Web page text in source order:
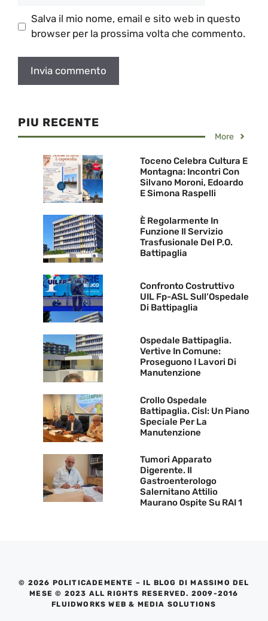
Salva il mio nome, email e sito web in questo
browser per la prossima volta che commento.
PIU RECENTE
More
Toceno Celebra Cultura E
Montagna: Incontri Con
Silvano Moroni, Edoardo
E Simona Raspelli
È Regolarmente In
Funzione Il Servizio
Trasfusionale Del P.O.
Battipaglia
Confronto Costruttivo
UIL Fp-ASL Sull’Ospedale
Di Battipaglia
Ospedale Battipaglia.
Vertive In Comune:
Proseguono I Lavori Di
Manutenzione
Crollo Ospedale
Battipaglia. Cisl: Un Piano
Speciale Per La
Manutenzione
Tumori Apparato
Digerente. Il
Gastroenterologo
Salernitano Attilio
Maurano Ospite Su RAI 1
© 2026 POLITICADEMENTE – IL BLOG DI MASSIMO DEL
MESE © 2023 ALL RIGHTS RESERVED. 2009-2016
FLUIDWORKS WEB & MEDIA SOLUTIONS